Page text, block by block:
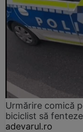
Urmărire comică
biciclist să
adevarul.ro